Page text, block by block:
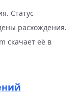
Статус
расхождения.
скачает её в